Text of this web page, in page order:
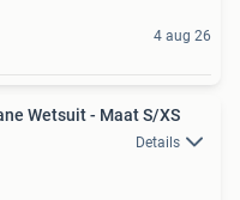
4 aug 26
Wetsuit - Maat S/XS
Details